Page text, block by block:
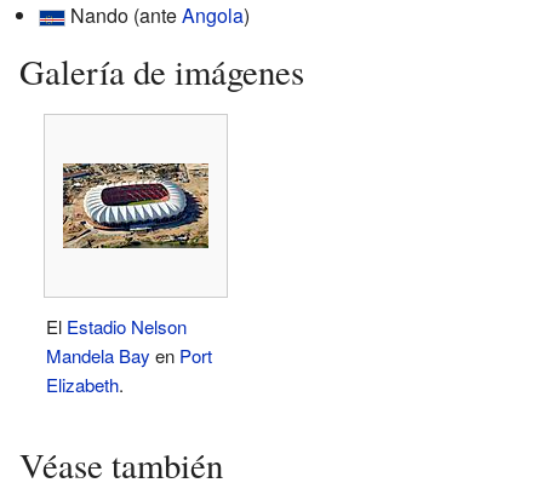
Nando (anteAngola)
Galería de imágenes
El Estadio Nelson
Mandela Bay en Port
Elizabeth.
Véase también